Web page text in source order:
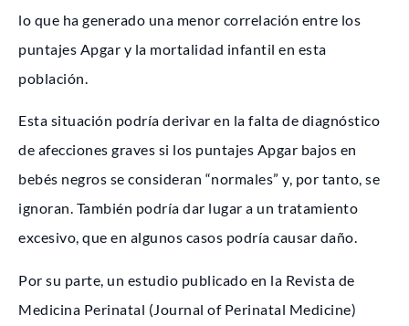
lo que ha generado una menor correlación entre los
puntajes Apgar y la mortalidad infantil en esta
población.
Esta situación podría derivar en la falta de diagnóstico
de afecciones graves si los puntajes Apgar bajos en
bebés negros se consideran “normales” y, por tanto, se
ignoran. También podría dar lugar a un tratamiento
excesivo, que en algunos casos podría causar daño.
Por su parte, un estudio publicado en la Revista de
Medicina Perinatal (Journal of Perinatal Medicine)